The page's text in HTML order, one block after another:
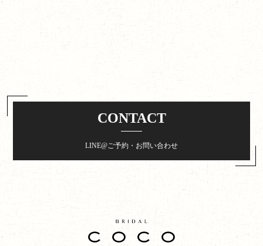
CONTACT
LINE@ご予約・お問い合わせ